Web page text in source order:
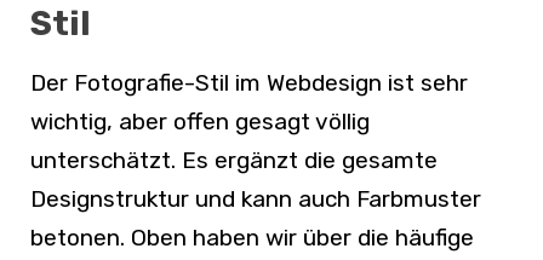
Stil
Der Fotografie-Stil im Webdesign ist sehr
wichtig, aber offen gesagt völlig
unterschätzt. Es ergänzt die gesamte
Designstruktur und kann auch Farbmuster
betonen. Oben haben wir über die häufige